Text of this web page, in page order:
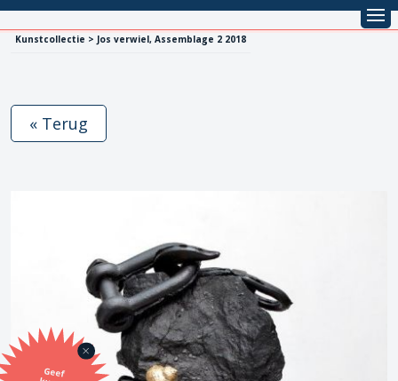
Kunstcollectie > Jos verwiel, Assemblage 2 2018
Geef
kunst
kado met
de SBK
« Terug